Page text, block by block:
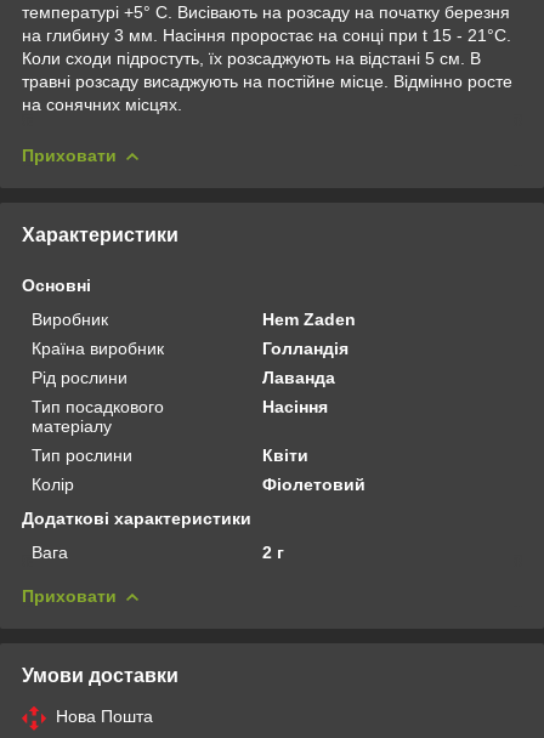
температурі +5° С. Висівають на розсаду на початку березня
на глибину 3 мм. Насіння проростає на сонці при t 15 - 21°C.
Коли сходи підростуть, їх розсаджують на відстані 5 см. В
травні розсаду висаджують на постійне місце. Відмінно росте
на сонячних місцях.
Приховати
Характеристики
Основні
Виробник
Hem Zaden
Країна виробник
Голландія
Рід рослини
Лаванда
Тип посадкового
матеріалу
Насіння
Тип рослини
Квіти
Колір
Фіолетовий
Додаткові характеристики
Вага
2 г
Приховати
Умови доставки
Нова Пошта